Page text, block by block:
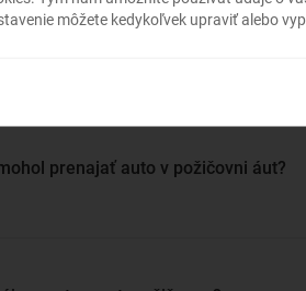
rezervovať auto z
prebádať vďaka tomu
prenajať auto v požičovni áut?
môžete kedykoľvek upraviť alebo